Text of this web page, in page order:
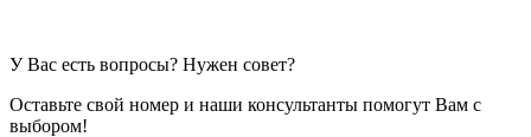
У Вас есть вопросы? Нужен совет?
Оставьте свой номер и наши консультанты помогут Вам с
выбором!